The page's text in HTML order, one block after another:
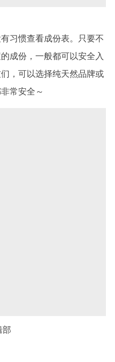
习惯查看成份表。只要不
成份，一般都可以安全入
，可以选择纯天然品牌或
常安全～
部